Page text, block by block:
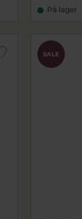
På lager
SALE